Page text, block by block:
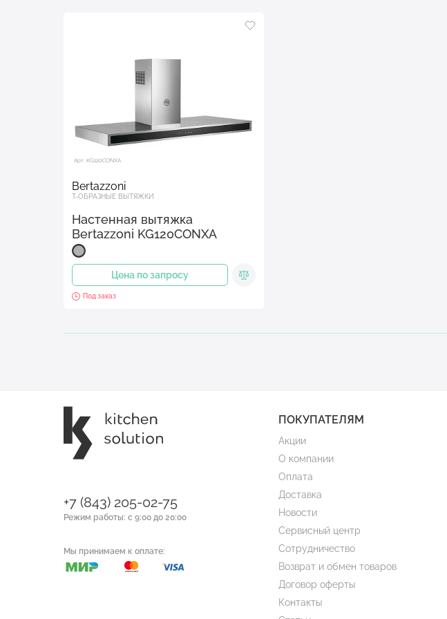
Арт. KG120CONXA
Bertazzoni
Т-ОБРАЗНЫЕ ВЫТЯЖКИ
Настенная вытяжка
Bertazzoni KG120CONXA
Цена по запросу
Под заказ
+7 (843) 205-02-75
Режим работы: с 9:00 до 20:00
Мы принимаем к оплате:
ПОКУПАТЕЛЯМ
Акции
О компании
Оплата
Доставка
Новости
Сервисный центр
Сотрудничество
Возврат и обмен товаров
Договор оферты
Контакты